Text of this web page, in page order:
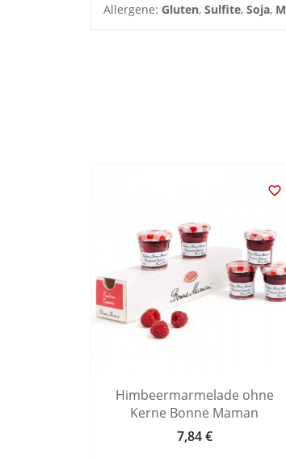
Allergene: Gluten, Sulfite, Soja,

Himbeermarmelade ohne
Kerne Bonne Maman
Preis
7,84 €